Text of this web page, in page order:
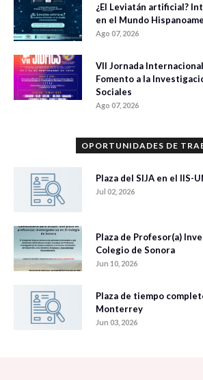
¿El Leviatán artificial?
en el Mundo
Ago 07, 2026
VII Jornada
Fomento a la
Sociales
Ago 07, 2026
OPORTUNIDADES DE
Plaza del SIJA en el IIS-
Jul 02, 2026
Plaza de Profesor(a)
Colegio de Sonora
Jun 10, 2026
Plaza de tiempo
Monterrey
Jun 03, 2026